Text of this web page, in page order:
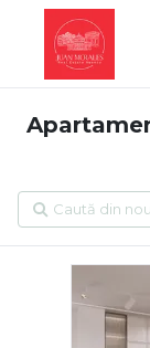
Caută din nou